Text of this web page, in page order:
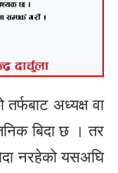
अध्यक्ष वा
बिदा छ । तर
नरहेको यसअघि